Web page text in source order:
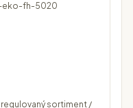
eko-fh-5020
sortiment /